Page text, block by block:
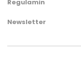
Regulamin
Newsletter